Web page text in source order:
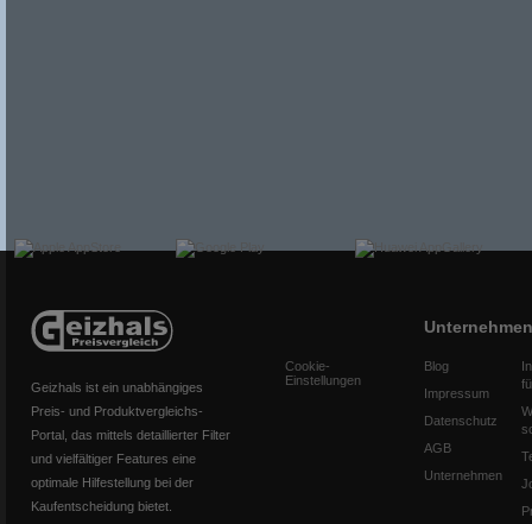
Geizhals ist ein unabhängiges
Preis- und Produktvergleichs-
Portal, das mittels detaillierter Filter
und vielfältiger Features eine
optimale Hilfestellung bei der
Kaufentscheidung bietet.
Cookie-
Einstellungen
Unternehmen
Blog
Impressum
Datenschutz
AGB
Unternehmen